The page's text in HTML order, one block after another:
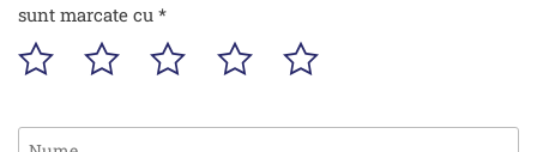
sunt marcate cu *